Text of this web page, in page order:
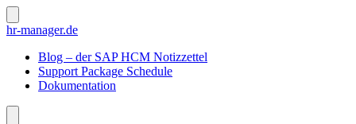
Zum
Inhalt
Suche
ein-/ausblenden
hr-manager.de
Blog – der SAP HCM Notizzettel
Support Package Schedule
Dokumentation